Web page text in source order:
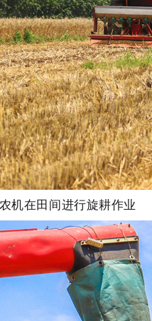
机在田间进行旋耕作业